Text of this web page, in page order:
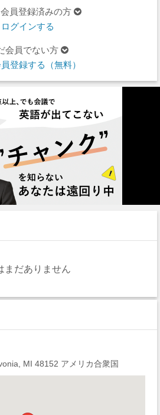
員登録済みの方
ログインする
会員でない方
登録する（無料）
まだありません
MI 48152 アメリカ合衆国